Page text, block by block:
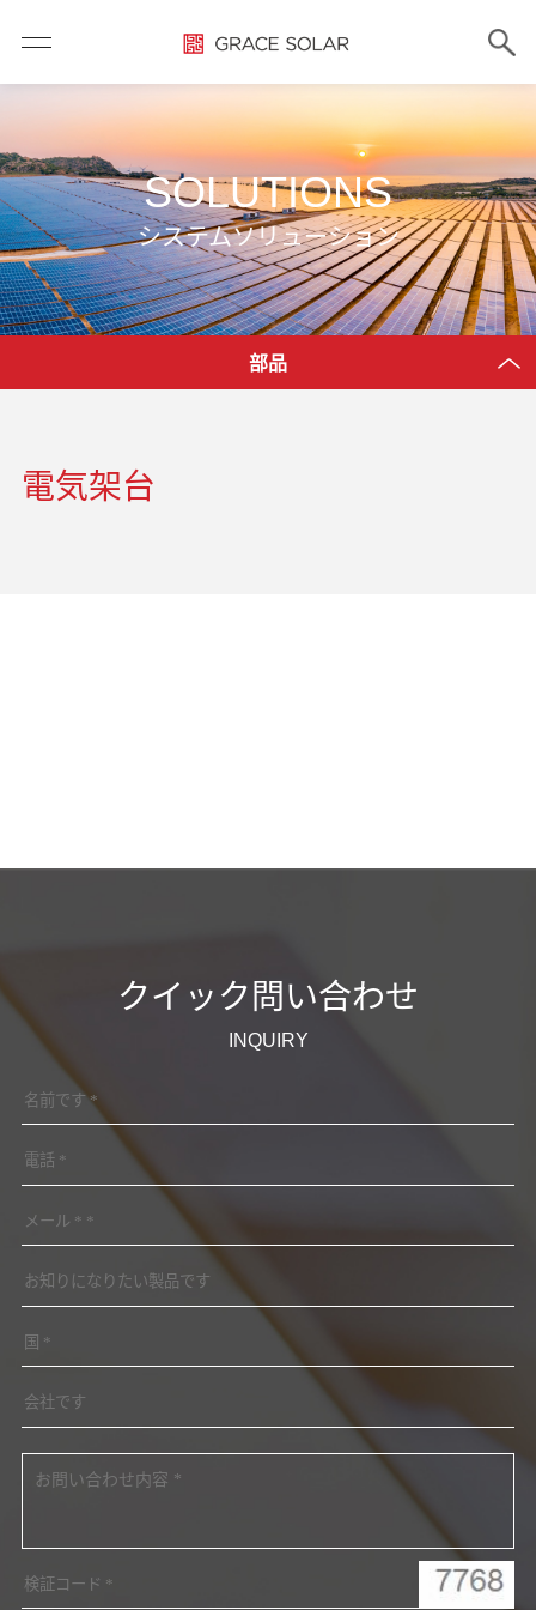
SOLUTIONS
システムソリューション
部品
電気架台
クイック問い合わせ
INQUIRY